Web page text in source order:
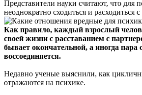
Представители науки считают, что для
неоднократно сходиться и расходиться
Как правило, каждый взрослый
своей жизни с расставанием с
бывает окончательной, а иногда пара
воссоединяется.
Недавно ученые выяснили, как
отражаются на психике.